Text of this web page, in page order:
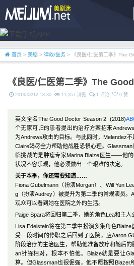
首页 > 美剧 > 律政/医务 > 《良医/仁医第二季》The
《良医/仁医第二季》The
2019/03/12 18:30 11,357 浏览 1 评论 0 赞
英文全名The Good Doctor Season 2 (2018)
个无家可归的患者提出的治疗方案招来
为Andrews攻击的目标。与此同时，Melendez不
Claire竭尽全力帮助他战胜恐惧心理。
临挑战的是肿瘤专家Marina Blaize医生——他
状况不容乐观，他必须做出一个艰难的决定。
关于本季，你还需要知道……
Fiona Gubelmann（扮演Morgan）、Will Yun
g（扮演Audrey）被提升为第二季的常规演员。
观众可以看到她在医院之外的生活。
Paige Spara将回归第二季，她的角色Lea和主人
Lisa Edelstein将在第二季中扮演多集角色
受一段时间的停职之后回到了医院，应Aaron
阶段治疗的主治医生，帮助他准备放疗和随后
an针锋相对，根本不怕他。Blaize就是要让
算。但Glassman也很倔强，他不愿按照Blazer